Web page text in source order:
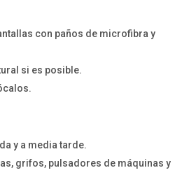
con paños de microfibra y
si es posible.
y a media tarde.
grifos, pulsadores de máquinas y